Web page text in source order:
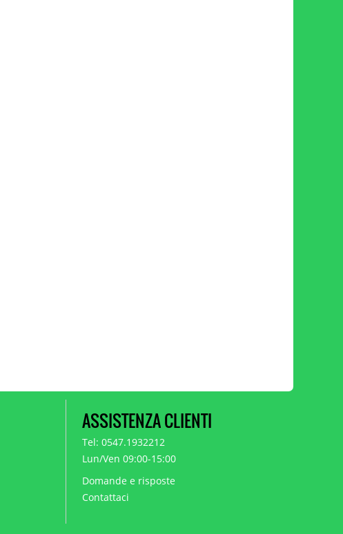
ASSISTENZA CLIENTI
Tel: 0547.1932212
Lun/Ven 09:00-15:00
Domande e risposte
Contattaci